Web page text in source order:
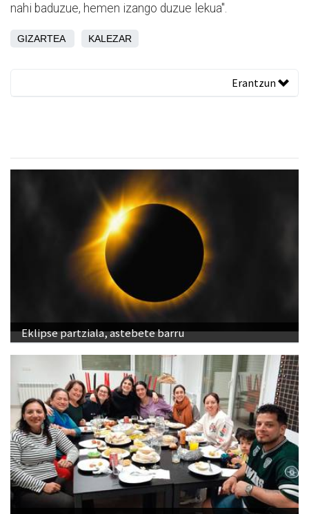
nahi baduzue, hemen izango duzue lekua".
GIZARTEA KALEZAR
Erantzun
Eklipse partziala, astebete barru